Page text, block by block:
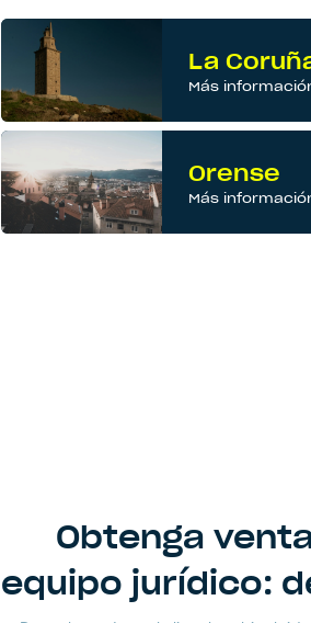
La
Más
Orense
Más
Obtenga
equipo jurídico: